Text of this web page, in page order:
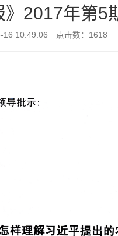
》2017年第5
16 10:49:06 点击数： 1618